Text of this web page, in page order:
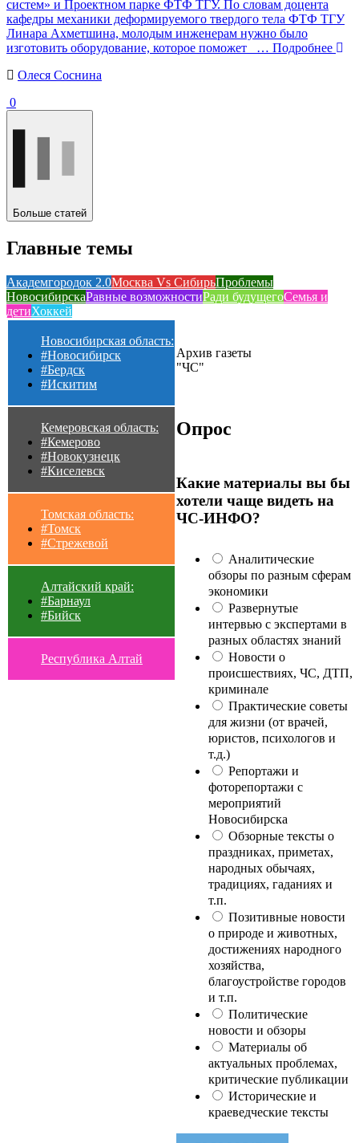
систем» и Проектном парке ФТФ ТГУ. По словам доцента
кафедры механики деформируемого твердого тела ФТФ ТГУ
Линара Ахметшина, молодым инженерам нужно было
изготовить оборудование, которое поможет
… Подробнее
Олеся Соснина
0
Больше статей
Главные темы
Академгородок 2.0Москва Vs СибирьПроблемы
НовосибирскаРавные возможностиРади будущегоСемья и
детиХоккей
Новосибирская область:
#Новосибирск
#Бердск
#Искитим
Кемеровская область:
#Кемерово
#Новокузнецк
#Киселевск
Томская область:
#Томск
#Стрежевой
Алтайский край:
#Барнаул
#Бийск
Республика Алтай
Архив газеты
"ЧС"
Опрос
Какие материалы вы бы
хотели чаще видеть на
ЧС-ИНФО?
Аналитические
обзоры по разным сферам
экономики
Развернутые
интервью с экспертами в
разных областях знаний
Новости о
происшествиях, ЧС, ДТП,
криминале
Практические советы
для жизни (от врачей,
юристов, психологов и
т.д.)
Репортажи и
фоторепортажи с
мероприятий
Новосибирска
Обзорные тексты о
праздниках, приметах,
народных обычаях,
традициях, гаданиях и
т.п.
Позитивные новости
о природе и животных,
достижениях народного
хозяйства,
благоустройстве городов
и т.п.
Политические
новости и обзоры
Материалы об
актуальных проблемах,
критические публикации
Исторические и
краеведческие тексты